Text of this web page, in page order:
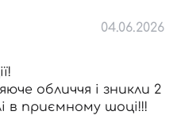
04.06.2026
обличчя і зникли 2
в приємному шоці!!!